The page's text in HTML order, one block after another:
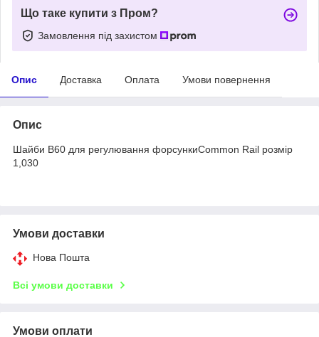
Що таке купити з Пром?
Замовлення під захистом
Опис Доставка Оплата Умови повернення
Опис
Шайби B60 для регулювання форсункиCommon Rail розмір
1,030
Умови доставки
Нова Пошта
Всі умови доставки
Умови оплати